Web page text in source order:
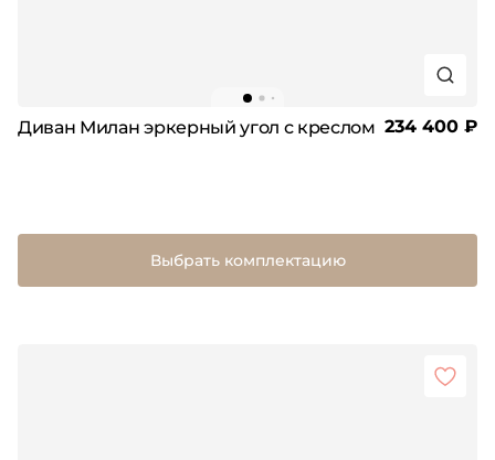
Диван Милан эркерный угол с креслом 234 400 ₽
Выбрать комплектацию